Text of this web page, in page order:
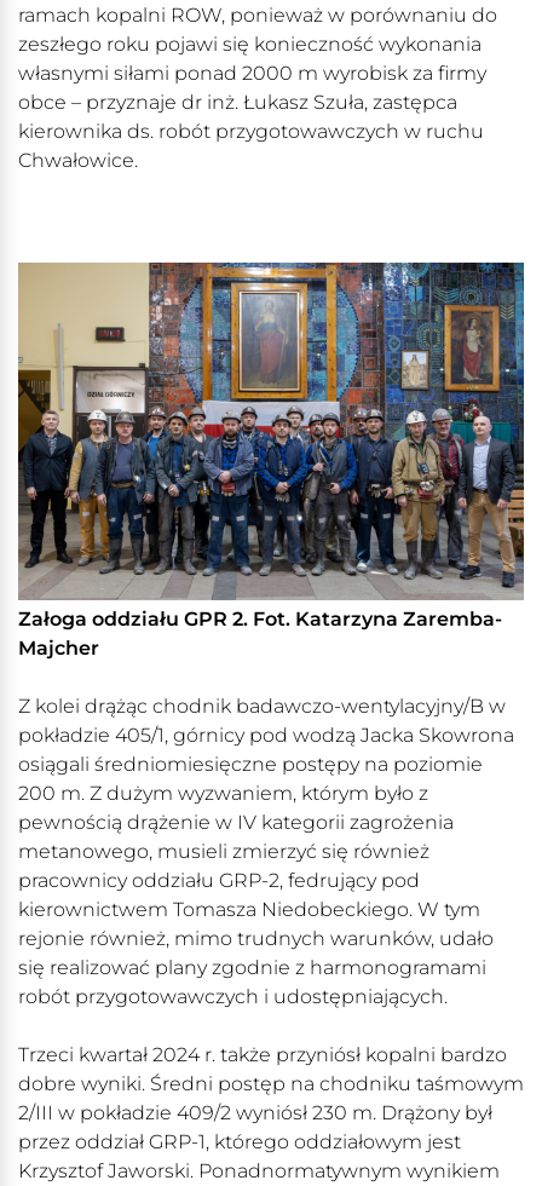
ramach kopalni ROW, ponieważ w porównaniu do
zeszłego roku pojawi się konieczność wykonania
własnymi siłami ponad 2000 m wyrobisk za firmy
obce – przyznaje dr inż. Łukasz Szuła, zastępca
kierownika ds. robót przygotowawczych w ruchu
Chwałowice.
Załoga oddziału GPR 2. Fot. Katarzyna Zaremba-
Majcher
Z kolei drążąc chodnik badawczo-wentylacyjny/B w
pokładzie 405/1, górnicy pod wodzą Jacka Skowrona
osiągali średniomiesięczne postępy na poziomie
200 m. Z dużym wyzwaniem, którym było z
pewnością drążenie w IV kategorii zagrożenia
metanowego, musieli zmierzyć się również
pracownicy oddziału GRP-2, fedrujący pod
kierownictwem Tomasza Niedobeckiego. W tym
rejonie również, mimo trudnych warunków, udało
się realizować plany zgodnie z harmonogramami
robót przygotowawczych i udostępniających.
Trzeci kwartał 2024 r. także przyniósł kopalni bardzo
dobre wyniki. Średni postęp na chodniku taśmowym
2/III w pokładzie 409/2 wyniósł 230 m. Drążony był
przez oddział GRP-1, którego oddziałowym jest
Krzysztof Jaworski. Ponadnormatywnym wynikiem